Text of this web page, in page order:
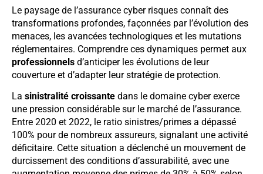
Le paysage de l’assurance cyber risques connaît des
transformations profondes, façonnées par l’évolution des
menaces, les avancées technologiques et les mutations
réglementaires. Comprendre ces dynamiques permet aux
professionnels d’anticiper les évolutions de leur
couverture et d’adapter leur stratégie de protection.
La sinistralité croissante dans le domaine cyber exerce
une pression considérable sur le marché de l’assurance.
Entre 2020 et 2022, le ratio sinistres/primes a dépassé
100% pour de nombreux assureurs, signalant une activité
déficitaire. Cette situation a déclenché un mouvement de
durcissement des conditions d’assurabilité, avec une